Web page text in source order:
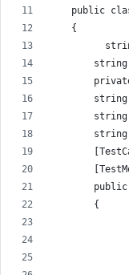
public
    {
        {